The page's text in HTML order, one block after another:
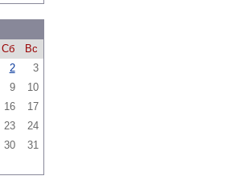
Сб
Вс
2
3
9
10
16
17
23
24
30 31